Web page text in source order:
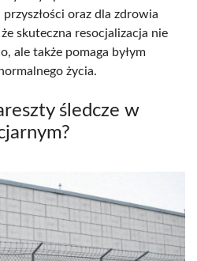
oraz dla zdrowia
skuteczna resocjalizacja nie
ale także pomaga byłym
życia.
śledcze w